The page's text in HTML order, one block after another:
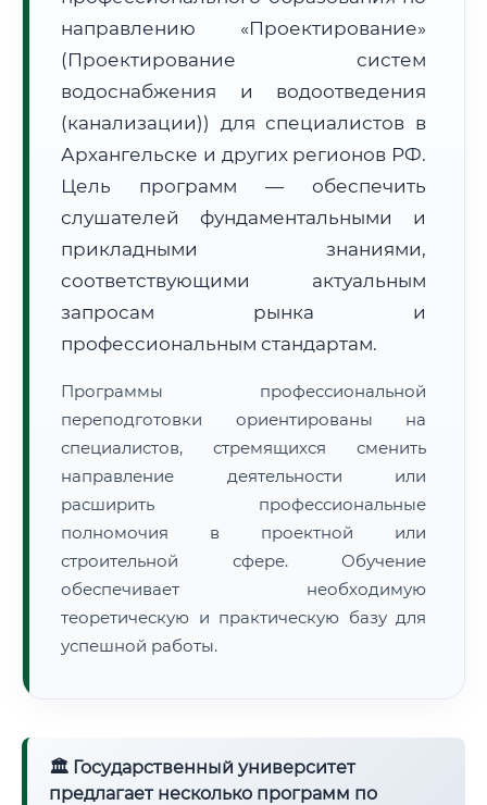
Расчет логистики оригиналов:
• Маршрут транзита:
• Экспресс-доставка СДЭК / Почтой:
4–6 рабочих дней
🔍Нажмите на документ для увеличения и просмотра
направлению «Проектирование»
(Проектирование систем
водоснабжения и водоотведения
(канализации)) для специалистов в
Архангельске и других регионов РФ.
Цель программ — обеспечить
слушателей фундаментальными и
прикладными знаниями,
соответствующими актуальным
запросам рынка и
профессиональным стандартам.
Программы профессиональной
переподготовки ориентированы на
специалистов, стремящихся сменить
направление деятельности или
расширить профессиональные
полномочия в проектной или
строительной сфере. Обучение
обеспечивает необходимую
теоретическую и практическую базу для
успешной работы.
🏛 Государственный университет
предлагает несколько программ по